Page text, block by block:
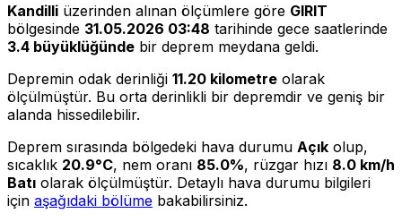
Kandilli üzerinden alınan ölçümlere göre GIRIT
bölgesinde 31.05.2026 03:48 tarihinde gece saatlerinde
3.4 büyüklüğünde bir deprem meydana geldi.
Depremin odak derinliği 11.20 kilometre olarak
ölçülmüştür. Bu orta derinlikli bir depremdir ve geniş bir
alanda hissedilebilir.
Deprem sırasında bölgedeki hava durumu Açık olup,
sıcaklık 20.9°C, nem oranı 85.0%, rüzgar hızı 8.0 km/h
Batı olarak ölçülmüştür. Detaylı hava durumu bilgileri
için aşağıdaki bölüme bakabilirsiniz.